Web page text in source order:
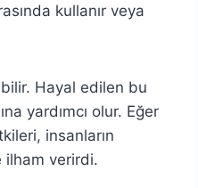
kullanır veya
Hayal edilen bu
yardımcı olur. Eğer
insanların
ilham verirdi.